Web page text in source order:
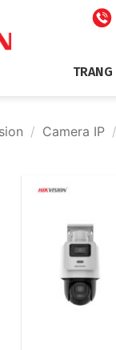
TRANG
/ Camera IP /